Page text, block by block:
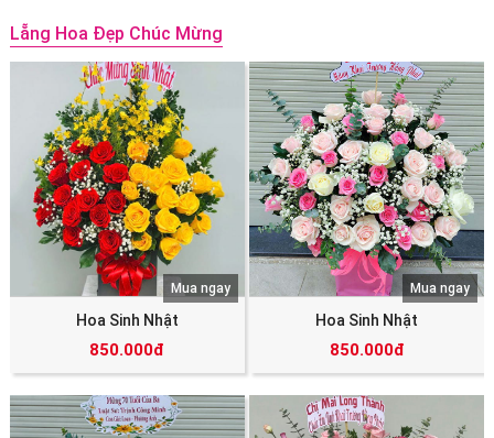
Lẵng Hoa Đẹp Chúc Mừng
Hoa Sinh Nhật
850.000đ
Mua ngay
Hoa Sinh Nhật
850.000đ
Mua ngay